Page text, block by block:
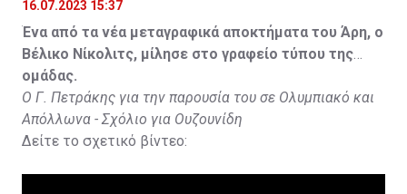
16.07.2023 15:37
Ένα από τα νέα μεταγραφικά αποκτήματα του Άρη, ο
Βέλικο Νίκολιτς, μίλησε στο γραφείο τύπου της
ομάδας.
Ο Γ. Πετράκης για την παρουσία του σε Ολυμπιακό και
Απόλλωνα - Σχόλιο για Ουζουνίδη
Δείτε το σχετικό βίντεο: